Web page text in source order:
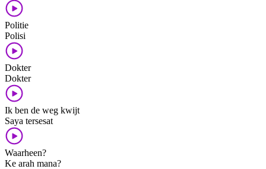
Politie
Polisi
Dokter
Dokter
Ik ben de weg kwijt
Saya tersesat
Waarheen?
Ke arah mana?